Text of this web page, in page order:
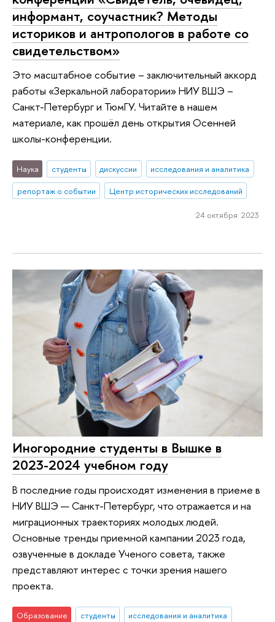
информант, соучастник? Методы
историков и антропологов в работе со
свидетельством»
Это масштабное событие – заключительный аккорд
работы «Зеркальной лаборатории» НИУ ВШЭ –
Санкт-Петербург и ТюмГУ. Читайте в нашем
материале, как прошёл день открытия Осенней
школы-конференции.
Наука студенты дискуссии
исследования и аналитика
репортаж о событии
Центр исторических исследований
24 октября 2023
Иногородние студенты в Вышке в
2023-2024 учебном году
В последние годы происходят изменения в приеме в
НИУ ВШЭ — Санкт-Петербург, что отражается и на
миграционных траекториях молодых людей.
Основные тренды приемной кампании 2023 года,
озвученные в докладе Ученого совета, также
представляют интерес с точки зрения нашего
проекта.
Образование студенты
исследования и аналитика